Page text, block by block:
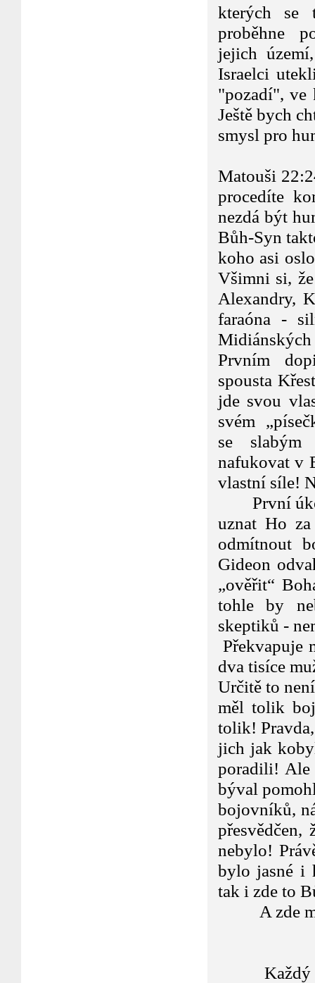
kterých se
proběhne
jejich
Israelci
"pozadí", ve
Ještě bych
smysl pro
Matouši
procedíte
nezdá být
Bůh-Syn
koho asi
Všimni si,
Alexandry,
faraóna -
Prvním
spousta
jde svou
svém
se slabým
nafukovat v
vlastní síle!
První
uznat Ho
odmítnout
Gideon
„ověřit“
tohle by
skeptiků -
Překvapuje
dva tisíce
Určitě to
měl tolik
tolik!
jich jak
poradili!
býval
bojovníků,
nebylo!
bylo jasné i
tak i zde to
A zde
Každý z